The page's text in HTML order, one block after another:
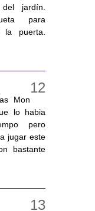
jardín.
para
puerta.
Mon
lo habia
pero
jugar este
bastante